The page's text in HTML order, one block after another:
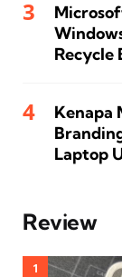
Recycle
Kenapa
Laptop
Review